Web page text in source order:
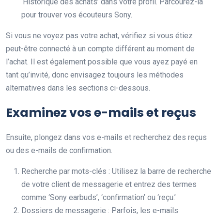
pour trouver vos écouteurs Sony.
Si vous ne voyez pas votre achat, vérifiez si vous étiez
peut-être connecté à un compte différent au moment de
l’achat. Il est également possible que vous ayez payé en
tant qu’invité, donc envisagez toujours les méthodes
alternatives dans les sections ci-dessous.
Examinez vos e-mails et reçus
Ensuite, plongez dans vos e-mails et recherchez des reçus
ou des e-mails de confirmation.
Recherche par mots-clés : Utilisez la barre de recherche
de votre client de messagerie et entrez des termes
comme ‘Sony earbuds’, ‘confirmation’ ou ‘reçu.’
Dossiers de messagerie : Parfois, les e-mails